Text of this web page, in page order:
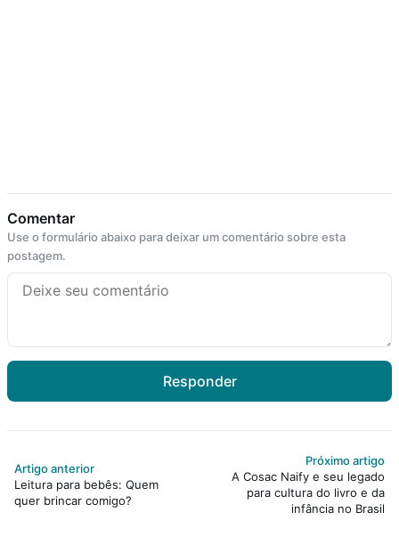
Comentar
Use o formulário abaixo para deixar um comentário sobre esta
postagem.
Responder
Artigo anterior
Leitura para bebês: Quem
quer brincar comigo?
Próximo artigo
A Cosac Naify e seu legado
para cultura do livro e da
infância no Brasil